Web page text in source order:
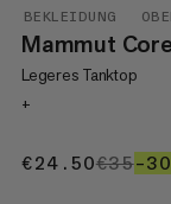
BEKLEIDUNG
Mammut
Legeres Tanktop
+
€24.50€24.50
€35€35